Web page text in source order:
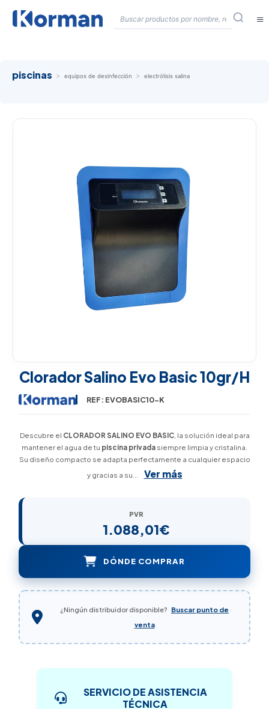
≡
piscinas > equipos de desinfección > electrólisis salina
Clorador Salino Evo Basic 10gr/h
REF: EVOBASIC10-K
Descubre el CLORADOR SALINO EVO BASIC, la solución ideal para
mantener el agua de tu piscina privada siempre limpia y cristalina.
Su diseño compacto se adapta perfectamente a cualquier espacio
y gracias a su...
Ver más
PVR
1.088,01€
DÓNDE COMPRAR
¿Ningún distribuidor disponible?
Buscar punto de
venta
SERVICIO DE ASISTENCIA
TÉCNICA